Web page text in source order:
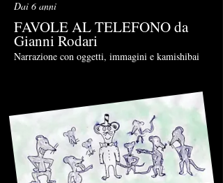
Dai 6 anni
FAVOLE AL TELEFONO da
Gianni Rodari
Narrazione con oggetti, immagini e kamishibai